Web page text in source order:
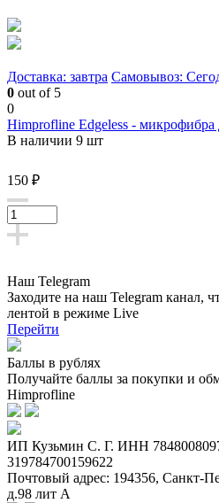
Доставка: завтра Самовывоз:
0 out of 5
0
Himprofline Edgeless - микрофибра
В наличии 9 шт
150 ₽
Наш Telegram
Заходите на наш Telegram канал,
лентой в режиме Live
Перейти
Баллы в рублях
Получайте баллы за покупки и
Himprofline
ИП Кузьмин C. Г. ИНН
319784700159622
Почтовый адрес: 194356, Санкт-
д.98 лит А